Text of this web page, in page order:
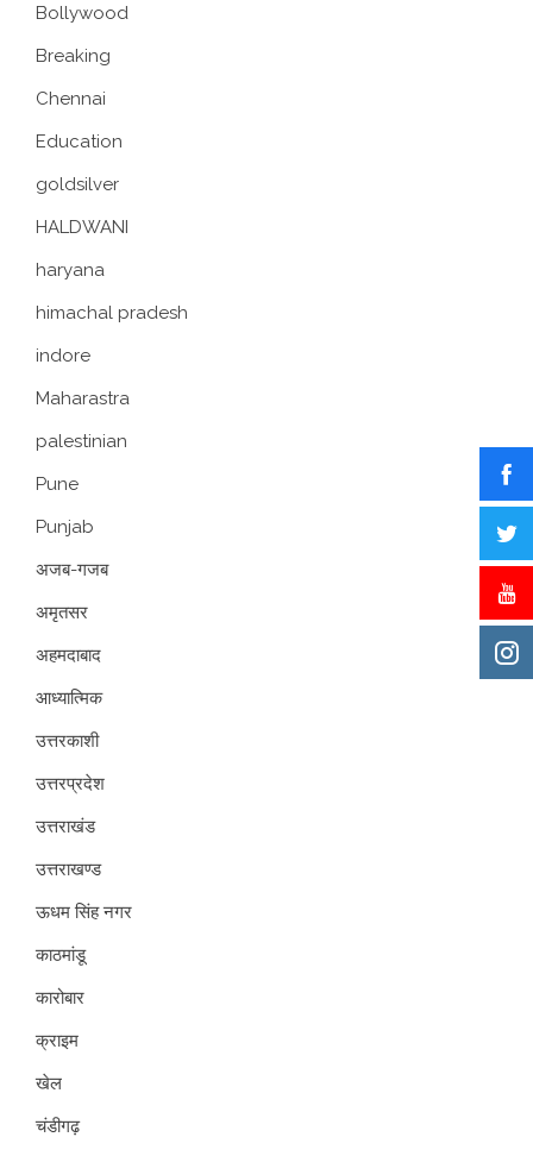
Bollywood
Breaking
Chennai
Education
goldsilver
HALDWANI
haryana
himachal pradesh
indore
Maharastra
palestinian
Pune
Punjab
अजब-गजब
अमृतसर
अहमदाबाद
आध्यात्मिक
उत्तरकाशी
उत्तरप्रदेश
उत्तराखंड
उत्तराखण्ड
ऊधम सिंह नगर
काठमांडू
कारोबार
क्राइम
खेल
चंडीगढ़